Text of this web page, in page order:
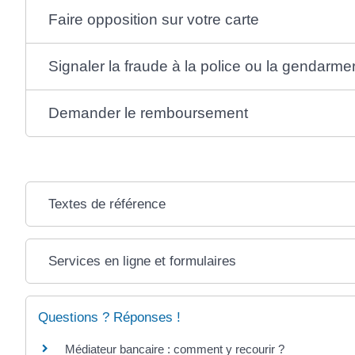
Faire opposition sur votre carte
Signaler la fraude à la police ou la
Demander le remboursement
Textes de référence
Services en ligne et formulaires
Questions ? Réponses !
Médiateur bancaire : comment y recourir ?